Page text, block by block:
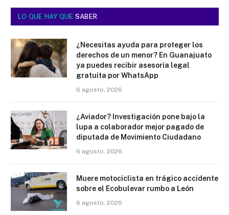
LO QUE HAY QUE SABER
¿Necesitas ayuda para proteger los
derechos de un menor? En Guanajuato
ya puedes recibir asesoría legal
gratuita por WhatsApp
6 agosto, 2026
¿Aviador? Investigación pone bajo la
lupa a colaborador mejor pagado de
diputada de Movimiento Ciudadano
6 agosto, 2026
Muere motociclista en trágico accidente
sobre el Ecobulevar rumbo a León
6 agosto, 2026